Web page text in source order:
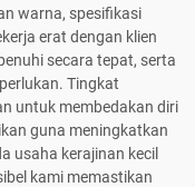
warna, spesifikasi
erat dengan klien
secara tepat, serta
Tingkat
untuk membedakan diri
guna meningkatkan
usaha kerajinan kecil
kami memastikan